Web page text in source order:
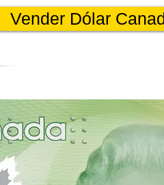
Vender Dólar